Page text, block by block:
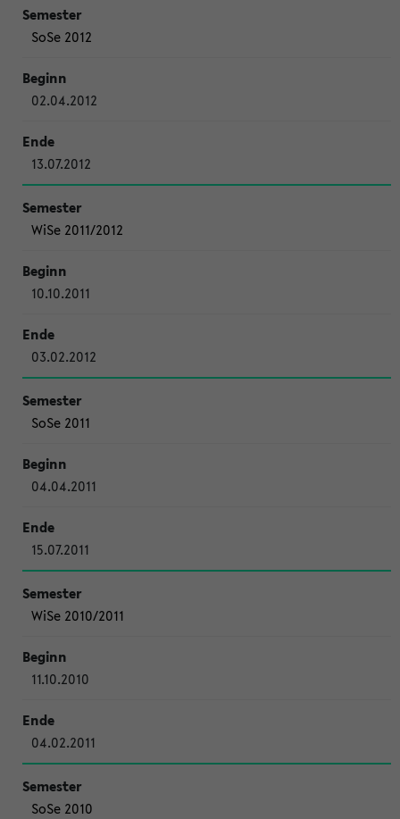
SoSe 2012
02.04.2012
13.07.2012
WiSe 2011/2012
10.10.2011
03.02.2012
SoSe 2011
04.04.2011
15.07.2011
WiSe 2010/2011
11.10.2010
04.02.2011
SoSe 2010